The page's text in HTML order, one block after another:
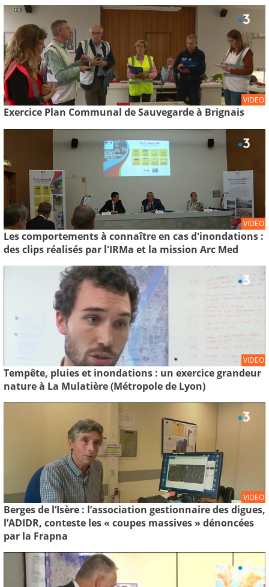
VIDEO
Exercice Plan Communal de Sauvegarde à Brignais
VIDEO
Les comportements à connaître en cas d'inondations :
des clips réalisés par l'IRMa et la mission Arc Med
VIDEO
Tempête, pluies et inondations : un exercice grandeur
nature à La Mulatière (Métropole de Lyon)
VIDEO
Berges de l’Isère : l’association gestionnaire des digues,
l’ADIDR, conteste les « coupes massives » dénoncées
par la Frapna